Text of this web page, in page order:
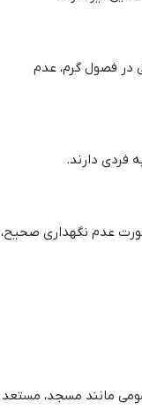
در فصول گرم، عدم
فردی دارند.
صورت عدم نگهداری صحیح،
مانند مسجد، مستعد